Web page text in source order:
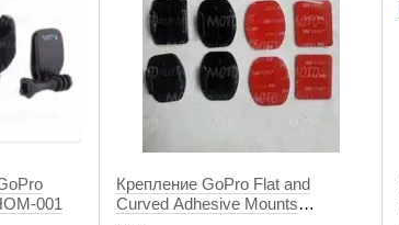
001
Крепление GoPro Flat and
Curved Adhesive Mounts